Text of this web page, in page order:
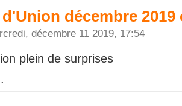
décembre 2019
décembre 11 2019, 17:54
plein de surprises